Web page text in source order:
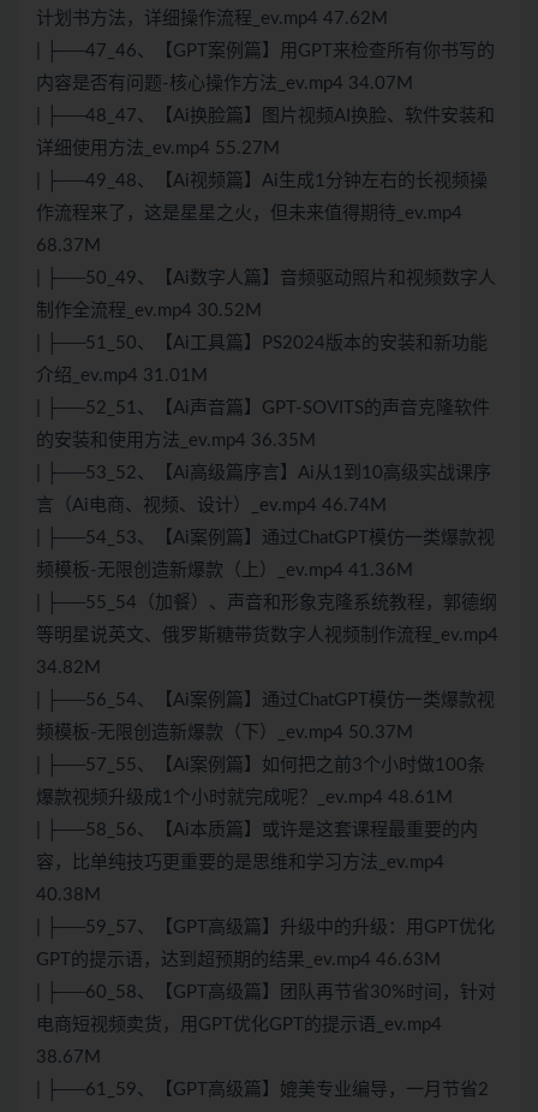
计划书方法，详细操作流程_ev.mp4 47.62M
| ├──47_46、【GPT案例篇】用GPT来检查所有你书写的
内容是否有问题-核心操作方法_ev.mp4 34.07M
| ├──48_47、【Ai换脸篇】图片视频AI换脸、软件安装和
详细使用方法_ev.mp4 55.27M
| ├──49_48、【Ai视频篇】Ai生成1分钟左右的长视频操
作流程来了，这是星星之火，但未来值得期待_ev.mp4
68.37M
| ├──50_49、【Ai数字人篇】音频驱动照片和视频数字人
制作全流程_ev.mp4 30.52M
| ├──51_50、【Ai工具篇】PS2024版本的安装和新功能
介绍_ev.mp4 31.01M
| ├──52_51、【Ai声音篇】GPT-SOVITS的声音克隆软件
的安装和使用方法_ev.mp4 36.35M
| ├──53_52、【Ai高级篇序言】Ai从1到10高级实战课序
言（Ai电商、视频、设计）_ev.mp4 46.74M
| ├──54_53、【Ai案例篇】通过ChatGPT模仿一类爆款视
频模板-无限创造新爆款（上）_ev.mp4 41.36M
| ├──55_54（加餐）、声音和形象克隆系统教程，郭德纲
等明星说英文、俄罗斯糖带货数字人视频制作流程_ev.mp4
34.82M
| ├──56_54、【Ai案例篇】通过ChatGPT模仿一类爆款视
频模板-无限创造新爆款（下）_ev.mp4 50.37M
| ├──57_55、【Ai案例篇】如何把之前3个小时做100条
爆款视频升级成1个小时就完成呢？_ev.mp4 48.61M
| ├──58_56、【Ai本质篇】或许是这套课程最重要的内
容，比单纯技巧更重要的是思维和学习方法_ev.mp4
40.38M
| ├──59_57、【GPT高级篇】升级中的升级：用GPT优化
GPT的提示语，达到超预期的结果_ev.mp4 46.63M
| ├──60_58、【GPT高级篇】团队再节省30%时间，针对
电商短视频卖货，用GPT优化GPT的提示语_ev.mp4
38.67M
| ├──61_59、【GPT高级篇】媲美专业编导，一月节省2